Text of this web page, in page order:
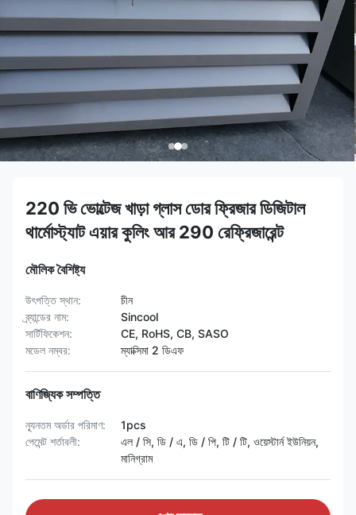
220 ভি ভোল্টেজ খাড়া গ্লাস ডোর ফ্রিজার ডিজিটাল
থার্মোস্ট্যাট এয়ার কুলিং আর 290 রেফ্রিজারেন্ট
মৌলিক বৈশিষ্ট্য
উৎপত্তি স্থান:
চীন
ব্র্যান্ডের নাম:
Sincool
সার্টিফিকেশন:
CE, RoHS, CB, SASO
মডেল নম্বর:
ম্যাক্সিমা 2 ডিএফ
বাণিজ্যিক সম্পত্তি
ন্যূনতম অর্ডার পরিমাণ:
1pcs
পেমেন্ট শর্তাবলী:
এল / সি, ডি / এ, ডি / পি, টি / টি, ওয়েস্টার্ন ইউনিয়ন,
মানিগ্রাম